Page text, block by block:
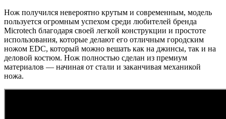
Нож получился невероятно крутым и современным, модель
пользуется огромным успехом среди любителей бренда
Microtech благодаря своей легкой конструкции и простоте
использования, которые делают его отличным городским
ножом EDC, который можно вешать как на джинсы, так и на
деловой костюм. Нож полностью сделан из премиум
материалов — начиная от стали и заканчивая механикой
ножа.